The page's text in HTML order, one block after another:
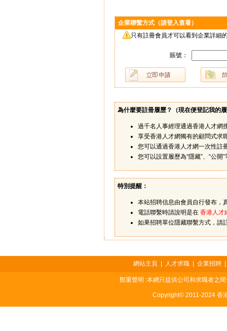
企業聯繫方式（請登入查看）
只有註冊會員才可以看到企業詳細
賬號：
為什麼要註冊履歷？（現在便登記我的
過千名人事經理通過香港人才網
享受香港人才網獨有的顧問式求
您可以通過香港人才網一次性註
您可以設置履歷為“隱藏”、“公
特別提醒：
本站招聘信息由會員自行發布，
電話聯繫時請說明是在 香港人才
如果招聘單位隱藏聯繫方式，請
網站主頁 人才求職 企業招聘
鄭重聲明 :本網只提供公司和求職者之
Copyright© 2011-2024 香